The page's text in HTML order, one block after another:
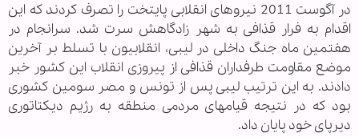
در آگوست 2011 نیروهای انقلابی پایتخت را تصرف کردند که این
اقدام به فرار قذافی به شهر زادگاهش سرت شد. سرانجام در
هفتمین ماه جنگ داخلی در لیبی، انقلابیون با تسلط بر آخرین
موضع مقاومت طرفداران قذافی از پیروزی انقلاب این کشور خبر
دادند. به این ترتیب لیبی پس از تونس و مصر سومین کشوری
بود که در نتیجه قیامهای مردمی منطقه به رژیم دیکتاتوری
دیرپای خود پایان داد.